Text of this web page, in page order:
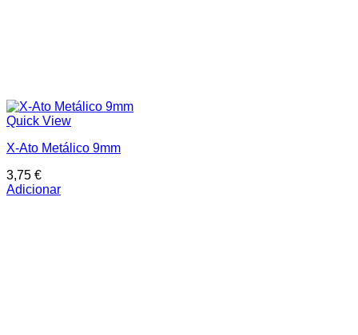
Quick View
X-Ato Metálico 9mm
3,75 €
Adicionar